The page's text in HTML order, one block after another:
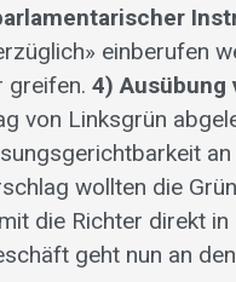
einberufen
greifen.4)
von Linksgrün
wollten die
die Richter direkt
geht nun an